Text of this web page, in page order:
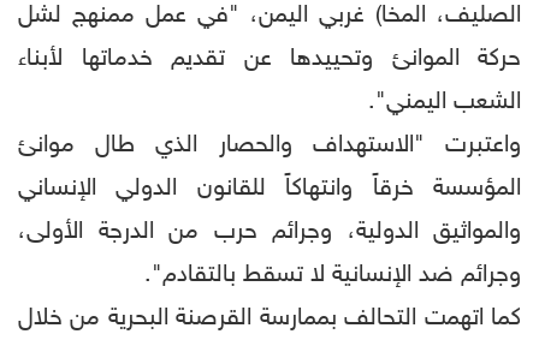
الصليف، المخا) غربي اليمن، "في عمل ممنهج لشل
حركة الموانئ وتحييدها عن تقديم خدماتها لأبناء
الشعب اليمني".
واعتبرت "الاستهداف والحصار الذي طال موانئ
المؤسسة خرقاً وانتهاكاً للقانون الدولي الإنساني
والمواثيق الدولية، وجرائم حرب من الدرجة الأولى،
وجرائم ضد الإنسانية لا تسقط بالتقادم".
كما اتهمت التحالف بممارسة القرصنة البحرية من خلال